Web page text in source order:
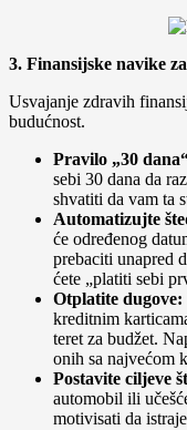
3. Finansijske navike
Usvajanje zdravih
budućnost.
Pravilo „30
sebi 30 dana da
shvatiti da vam ta
Automatizujte
će određenog
prebaciti unapred
ćete „platiti sebi
Otplatite dugove:
kreditnim
teret za budžet.
onih sa najvećom
Postavite ciljeve
automobil ili
motivisati da